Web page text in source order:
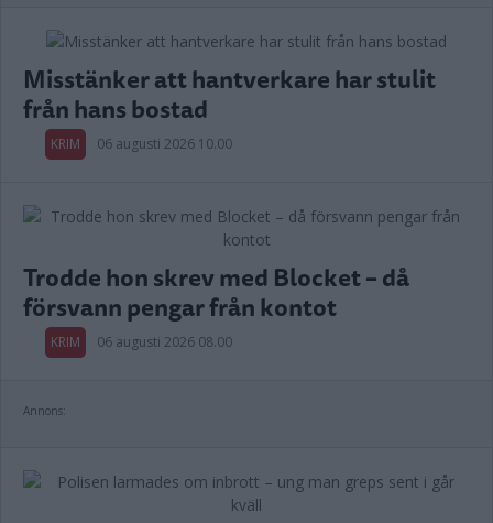
Misstänker att hantverkare har stulit
från hans bostad
KRIM 06 augusti 2026 10.00
Trodde hon skrev med Blocket – då
försvann pengar från kontot
KRIM 06 augusti 2026 08.00
Annons: